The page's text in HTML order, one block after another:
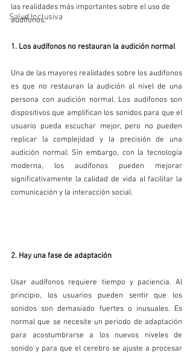
Salud Inclusiva
las realidades más importantes sobre el uso de
audífonos.
1. Los audífonos no restauran la audición normal
Una de las mayores realidades sobre los audífonos
es que no restauran la audición al nivel de una
persona con audición normal. Los audífonos son
dispositivos que amplifican los sonidos para que el
usuario pueda escuchar mejor, pero no pueden
replicar la complejidad y la precisión de una
audición normal. Sin embargo, con la tecnología
moderna, los audífonos pueden mejorar
significativamente la calidad de vida al facilitar la
comunicación y la interacción social.
2. Hay una fase de adaptación
Usar audífonos requiere tiempo y paciencia. Al
principio, los usuarios pueden sentir que los
sonidos son demasiado fuertes o inusuales. Es
normal que se necesite un periodo de adaptación
para acostumbrarse a los nuevos niveles de
sonido y para que el cerebro se ajuste a procesar